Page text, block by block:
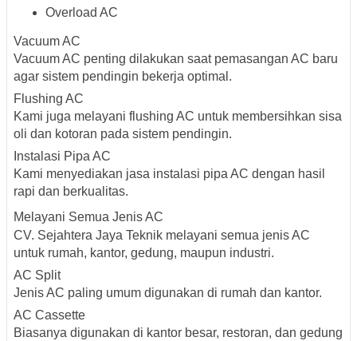
Overload AC
Vacuum AC
Vacuum AC penting dilakukan saat pemasangan AC baru
agar sistem pendingin bekerja optimal.
Flushing AC
Kami juga melayani flushing AC untuk membersihkan sisa
oli dan kotoran pada sistem pendingin.
Instalasi Pipa AC
Kami menyediakan jasa instalasi pipa AC dengan hasil
rapi dan berkualitas.
Melayani Semua Jenis AC
CV. Sejahtera Jaya Teknik melayani semua jenis AC
untuk rumah, kantor, gedung, maupun industri.
AC Split
Jenis AC paling umum digunakan di rumah dan kantor.
AC Cassette
Biasanya digunakan di kantor besar, restoran, dan gedung